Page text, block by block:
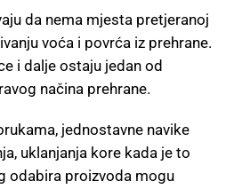
da nema mjesta pretjeranoj
voća i povrća iz prehrane.
i dalje ostaju jedan od
načina prehrane.
jednostavne navike
uklanjanja kore kada je to
odabira proizvoda mogu